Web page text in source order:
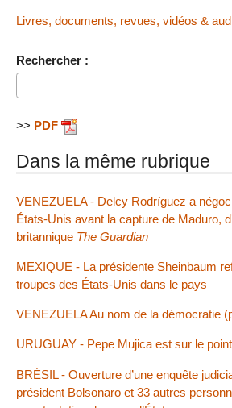
Livres, documents, revues, vidéos &
Rechercher :
>> PDF
Dans la même rubrique
VENEZUELA - Delcy Rodríguez a
États-Unis avant la capture de Maduro,
britannique The Guardian
MEXIQUE - La présidente Sheinbaum
troupes des États-Unis dans le pays
VENEZUELA Au nom de la démocratie
URUGUAY - Pepe Mujica est sur le
BRÉSIL - Ouverture d’une enquête
président Bolsonaro et 33 autres